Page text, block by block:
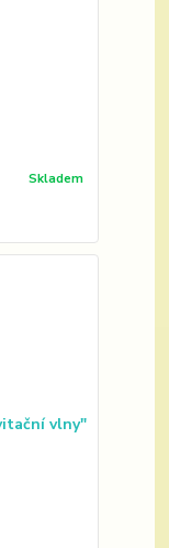
Skladem